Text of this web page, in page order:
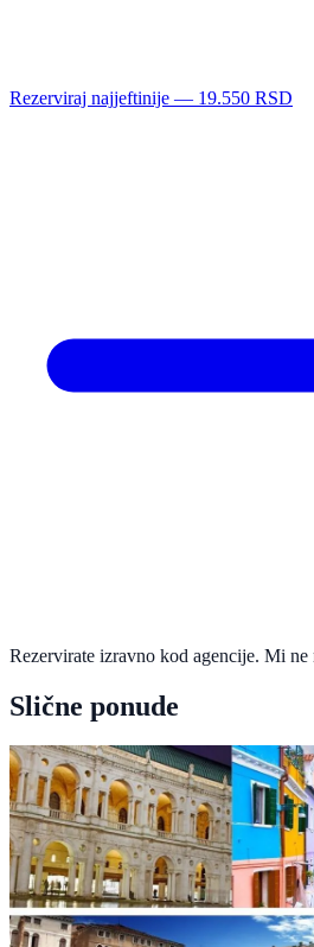
Rezerviraj najjeftinije — 19.550 RSD
Rezervirate izravno kod agencije. Mi ne
Slične ponude